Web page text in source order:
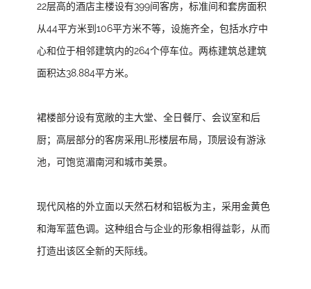
22层高的酒店主楼设有399间客房，标准间和套房面积
从44平方米到106平方米不等，设施齐全，包括水疗中
心和位于相邻建筑内的264个停车位。两栋建筑总建筑
面积达38,884平方米。
裙楼部分设有宽敞的主大堂、全日餐厅、会议室和后
厨；高层部分的客房采用L形楼层布局，顶层设有游泳
池，可饱览湄南河和城市美景。
现代风格的外立面以天然石材和铝板为主，采用金黄色
和海军蓝色调。这种组合与企业的形象相得益彰，从而
打造出该区全新的天际线。